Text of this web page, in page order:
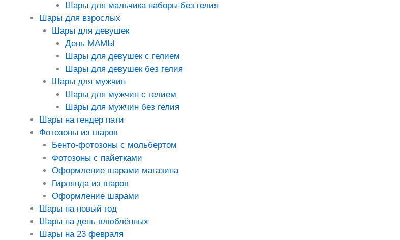
Шары для мальчика наборы без гелия
Шары для взрослых
Шары для девушек
День МАМЫ
Шары для девушек с гелием
Шары для девушек без гелия
Шары для мужчин
Шары для мужчин с гелием
Шары для мужчин без гелия
Шары на гендер пати
Фотозоны из шаров
Бенто-фотозоны с мольбертом
Фотозоны с пайетками
Оформление шарами магазина
Гирлянда из шаров
Оформление шарами
Шары на новый год
Шары на день влюблённых
Шары на 23 февраля